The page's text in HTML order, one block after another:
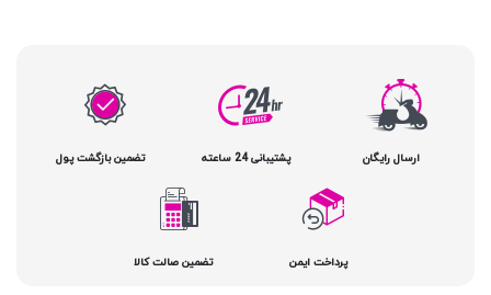
ارسال رایگان پشتیبانی 24 ساعته تضمین بازگشت پول
پرداخت ایمن تضمین صالت کالا